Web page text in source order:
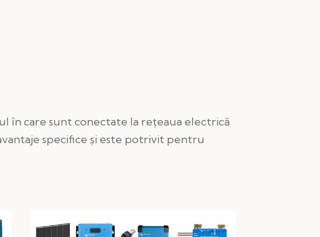
în care sunt conectate la rețeaua electrică
specifice și este potrivit pentru